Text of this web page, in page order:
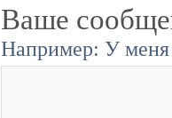
Ваше
Например: У меня